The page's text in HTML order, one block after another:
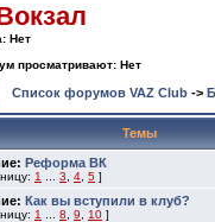
Нет
просматривают: Нет
Список форумов VAZ Club ->
Темы
Реформа ВК
1 3 4 5 ]
Как вы вступили в клуб?
1 8 9 10 ]